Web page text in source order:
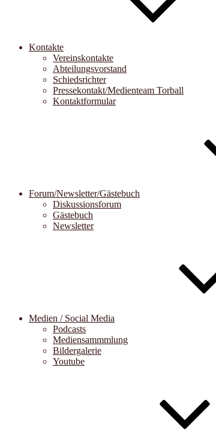
Kontakte
Vereinskontakte
Abteilungsvorstand
Schiedsrichter
Pressekontakt/Medienteam Torball
Kontaktformular
Forum/Newsletter/Gästebuch
Diskussionsforum
Gästebuch
Newsletter
Medien / Social Media
Podcasts
Mediensammmlung
Bildergalerie
Youtube